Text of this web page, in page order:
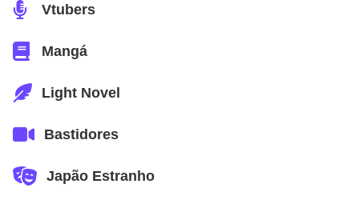
Vtubers
Mangá
Light Novel
Bastidores
Japão Estranho